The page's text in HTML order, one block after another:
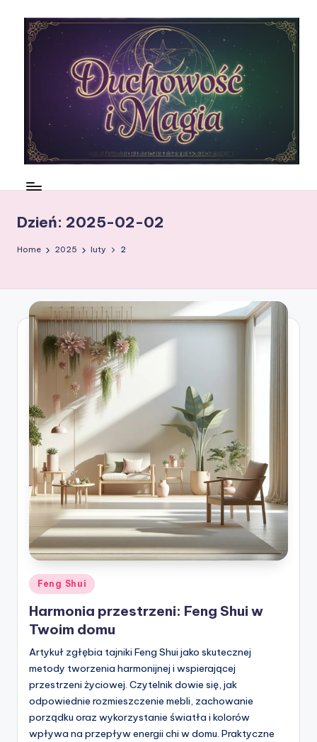
content
m
a
w
si
ę
Dzień: 2025-02-02
Home 2025 luty 2
Posted
Feng Shui
Harmonia przestrzeni: Feng Shui w
Twoim domu
Artykuł zgłębia tajniki Feng Shui jako skutecznej
metody tworzenia harmonijnej i wspierającej
przestrzeni życiowej. Czytelnik dowie się, jak
odpowiednie rozmieszczenie mebli, zachowanie
porządku oraz wykorzystanie światła i kolorów
wpływa na przepływ energii chi w domu. Praktyczne